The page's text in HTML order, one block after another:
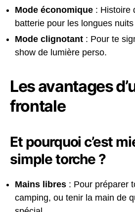
Mode économique : Histoire
batterie pour les longues nuits
Mode clignotant : Pour te
show de lumière perso.
Les avantages
frontale
Et pourquoi c’est
simple torche ?
Mains libres : Pour préparer
camping, ou tenir la main de